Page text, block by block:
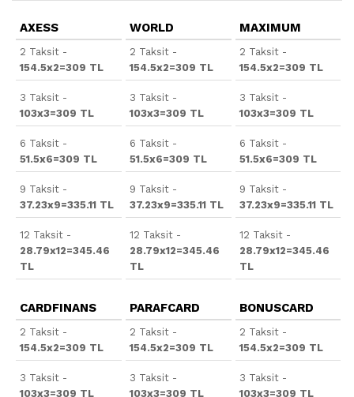
AXESS
2 Taksit -
154.5x2=309 TL
3 Taksit -
103x3=309 TL
6 Taksit -
51.5x6=309 TL
9 Taksit -
37.23x9=335.11 TL
12 Taksit -
28.79x12=345.46
TL
WORLD
2 Taksit -
154.5x2=309 TL
3 Taksit -
103x3=309 TL
6 Taksit -
51.5x6=309 TL
9 Taksit -
37.23x9=335.11 TL
12 Taksit -
28.79x12=345.46
TL
MAXIMUM
2 Taksit -
154.5x2=309 TL
3 Taksit -
103x3=309 TL
6 Taksit -
51.5x6=309 TL
9 Taksit -
37.23x9=335.11 TL
12 Taksit -
28.79x12=345.46
TL
CARDFINANS
2 Taksit -
154.5x2=309 TL
3 Taksit -
103x3=309 TL
PARAFCARD
2 Taksit -
154.5x2=309 TL
3 Taksit -
103x3=309 TL
BONUSCARD
2 Taksit -
154.5x2=309 TL
3 Taksit -
103x3=309 TL